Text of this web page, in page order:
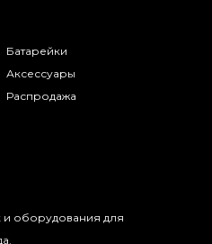
Батарейки
Аксессуары
Распродажа
и оборудования для